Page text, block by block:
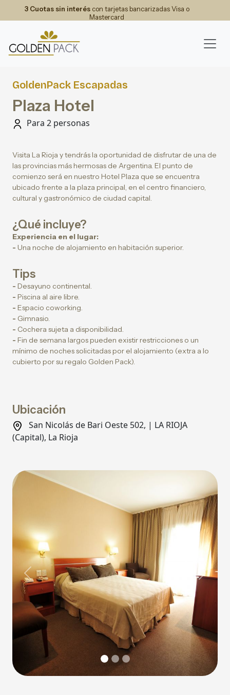
3 Cuotas sin interéscon tarjetas bancarizadas Visa o
Mastercard
GoldenPack Escapadas
Plaza Hotel
Para 2 personas
Visita La Rioja y tendrás la oportunidad de disfrutar de una de
las provincias más hermosas de Argentina. El punto de
comienzo será en nuestro Hotel Plaza que se encuentra
ubicado frente a la plaza principal, en el centro financiero,
cultural y gastronómico de ciudad capital.
¿Qué incluye?
Experiencia en el lugar:
- Una noche de alojamiento en habitación superior.
Tips
- Desayuno continental.
- Piscina al aire libre.
- Espacio coworking.
- Gimnasio.
- Cochera sujeta a disponibilidad.
- Fin de semana largos pueden existir restricciones o un
mínimo de noches solicitadas por el alojamiento (extra a lo
cubierto por su regalo Golden Pack).
Ubicación
San Nicolás de Bari Oeste 502, | LA RIOJA
(Capital), La Rioja
Previous Next